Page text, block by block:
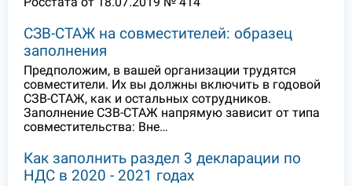
СЗВ-СТАЖ на совместителей: образец
заполнения
Предположим, в вашей организации трудятся
совместители. Их вы должны включить в годовой
СЗВ-СТАЖ, как и остальных сотрудников.
Заполнение СЗВ-СТАЖ напрямую зависит от типа
совместительства: Вне…
Как заполнить раздел 3 декларации по
НДС в 2020 - 2021 годах